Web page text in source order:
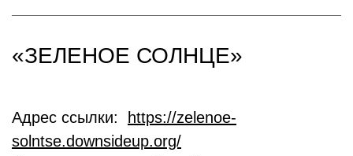
«ЗЕЛЕНОЕ СОЛНЦЕ»
Адрес ссылки:
https://zelenoe-
solntse.downsideup.org/